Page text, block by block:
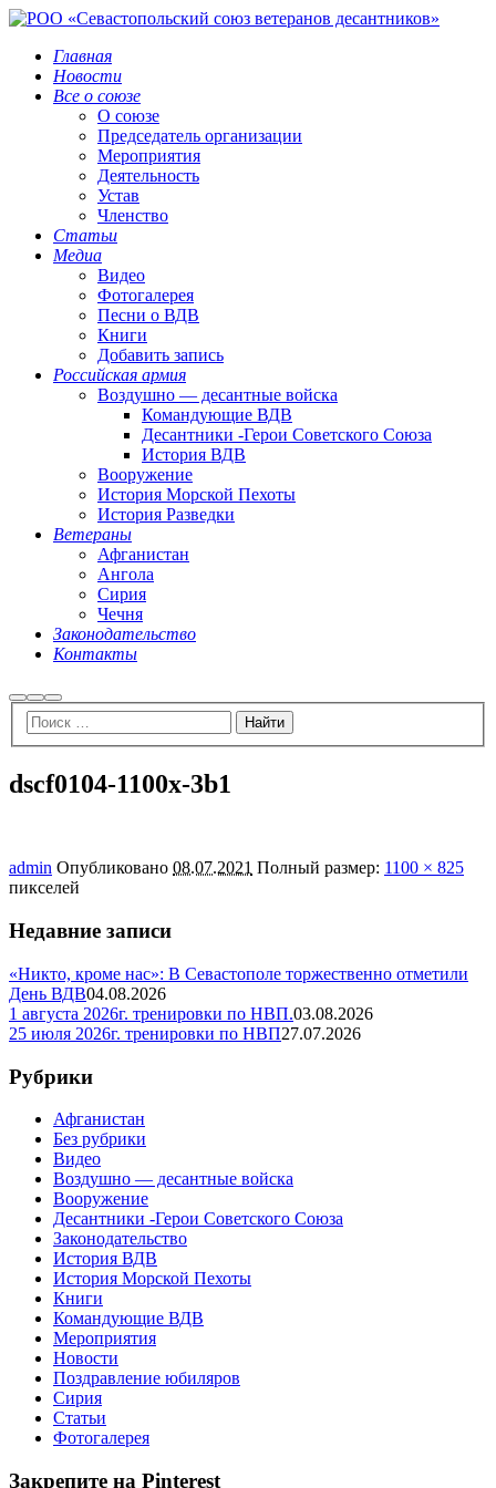
Главная
Новости
Все о союзе
О союзе
Председатель организации
Мероприятия
Деятельность
Устав
Членство
Статьи
Медиа
Видео
Фотогалерея
Песни о ВДВ
Книги
Добавить запись
Российская армия
Воздушно — десантные войска
Командующие ВДВ
Десантники -Герои Советского Союза
История ВДВ
Вооружение
История Морской Пехоты
История Разведки
Ветераны
Афганистан
Ангола
Сирия
Чечня
Законодательство
Контакты
НайтиБольше
информации
Главное
меню
dscf0104-1100x-3b1
admin Опубликовано 08.07.2021 Полный размер: 1100 × 825
пикселей
Недавние записи
«Никто, кроме нас»: В Севастополе торжественно отметили
День ВДВ04.08.2026
1 августа 2026г. тренировки по НВП.03.08.2026
25 июля 2026г. тренировки по НВП27.07.2026
Рубрики
Афганистан
Без рубрики
Видео
Воздушно — десантные войска
Вооружение
Десантники -Герои Советского Союза
Законодательство
История ВДВ
История Морской Пехоты
Книги
Командующие ВДВ
Мероприятия
Новости
Поздравление юбиляров
Сирия
Статьи
Фотогалерея
Закрепите на Pinterest